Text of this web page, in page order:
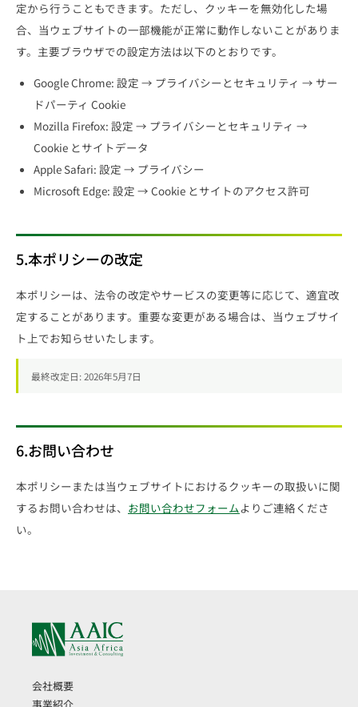
定から行うこともできます。ただし、クッキーを無効化した場
合、当ウェブサイトの一部機能が正常に動作しないことがありま
す。主要ブラウザでの設定方法は以下のとおりです。
Google Chrome: 設定 → プライバシーとセキュリティ → サー
ドパーティ Cookie
Mozilla Firefox: 設定 → プライバシーとセキュリティ →
Cookie とサイトデータ
Apple Safari: 設定 → プライバシー
Microsoft Edge: 設定 → Cookie とサイトのアクセス許可
5.本ポリシーの改定
本ポリシーは、法令の改定やサービスの変更等に応じて、適宜改
定することがあります。重要な変更がある場合は、当ウェブサイ
ト上でお知らせいたします。
最終改定日: 2026年5月7日
6.お問い合わせ
本ポリシーまたは当ウェブサイトにおけるクッキーの取扱いに関
するお問い合わせは、 お問い合わせフォームよりご連絡くださ
い。
会社概要
事業紹介